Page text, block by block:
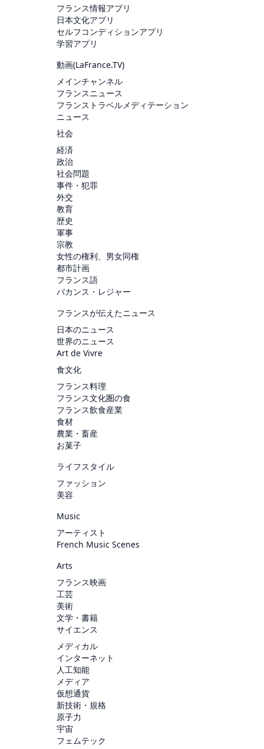
フランス情報アプリ
日本文化アプリ
セルフコンディションアプリ
学習アプリ
動画(LaFrance.TV)
メインチャンネル
フランスニュース
フランストラベルメディテーション
ニュース
社会
経済
政治
社会問題
事件・犯罪
外交
教育
歴史
軍事
宗教
女性の権利、男女同権
都市計画
フランス語
バカンス・レジャー
フランスが伝えたニュース
日本のニュース
世界のニュース
Art de Vivre
食文化
フランス料理
フランス文化圏の食
フランス飲食産業
食材
農業・畜産
お菓子
ライフスタイル
ファッション
美容
Music
アーティスト
French Music Scenes
Arts
フランス映画
工芸
美術
文学・書籍
サイエンス
メディカル
インターネット
人工知能
メディア
仮想通貨
新技術・規格
原子力
宇宙
フェムテック